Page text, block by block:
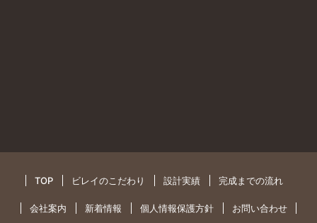
TOP ビレイのこだわり 設計実績 完成までの流れ
会社案内 新着情報 個人情報保護方針 お問い合わせ